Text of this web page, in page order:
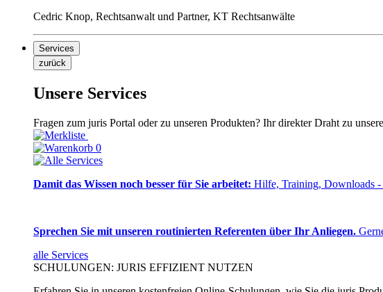
Cedric Knop, Rechtsanwalt und Partner, KT Rechtsanwälte
Services
zurück
Unsere Services
Fragen zum juris Portal oder zu unseren Produkten? Ihr direkter Draht zu
0
Damit das Wissen noch besser für Sie arbeitet: Hilfe, Training, Downloads -
Sprechen Sie mit unseren routinierten Referenten über Ihr Anliegen.
alle Services
SCHULUNGEN: JURIS EFFIZIENT NUTZEN